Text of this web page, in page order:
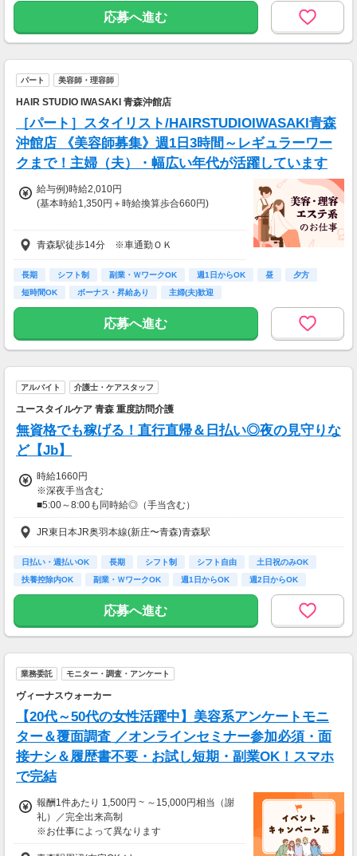
■経験者（有資格）：時給1250円～
■介護福祉士：時給1440円
応募へ進む
パート 美容師・理容師
HAIR STUDIO IWASAKI 青森沖館店
［パート］スタイリスト/HAIRSTUDIOIWASAKI青森
沖館店 《美容師募集》週1日3時間～レギュラーワー
クまで！主婦（夫）・幅広い年代が活躍しています
給与例)時給2,010円
(基本時給1,350円＋時給換算歩合660円)
◎Jr.スタイリストの方も歓迎です。
給与は面接時にご相談の上、決定します。
◆土曜・日曜・祝日は時給100円アップ
◆1分単位で給与支給
◆交通費全額支給
※試用期間6か月あり、試用期間後と同条件
青森駅徒歩14分 ※車通勤ＯＫ
長期 シフト制 副業・ＷワークOK 週1日からOK 昼
夕方
短時間OK
ボーナス・昇給あり 主婦(夫)歓迎
応募へ進む
アルバイト 介護士・ケアスタッフ
ユースタイルケア 青森 重度訪問介護
無資格でも稼げる！直行直帰＆日払い◎夜の見守りな
ど【Jb】
時給1660円
※深夜手当含む
■5:00～8:00も同時給◎（手当含む）
■同行研修中（2～4回）は時給1,200円
★日払いも可能！
振込手数料は会社負担！
利用手数料は驚きの”無料”！
【交通費】
JR東日本JR奥羽本線(新庄〜青森)青森駅
日払い・週払いOK 長期 シフト制 シフト自由
土日祝のみOK
扶養控除内OK
副業・ＷワークOK 週1日からOK 週2日からOK
応募へ進む
業務委託 モニター・調査・アンケート
ヴィーナスウォーカー
【20代～50代の女性活躍中】美容系アンケートモニ
ター＆覆面調査 ／オンラインセミナー参加必須・面
接ナシ＆履歴書不要・お試し短期・副業OK！スマホ
で完結
報酬1件あたり 1,500円 ~ ～15,000円相当（謝
礼）／完全出来高制
※お仕事によって異なります
※アンケート回答後、内容確認・承認を経て謝